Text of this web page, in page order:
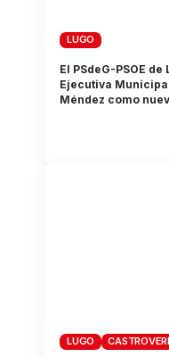
LUGO
El PSdeG-PSOE
Ejecutiva
Méndez como
LUGO